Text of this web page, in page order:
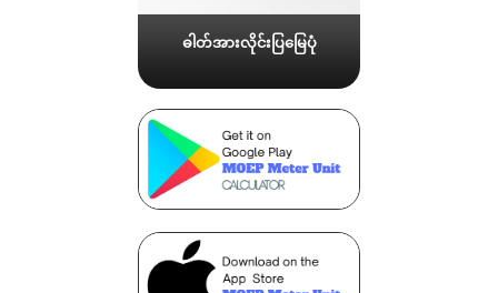
ဓါတ်အားလိုင်းပြမြေပုံ